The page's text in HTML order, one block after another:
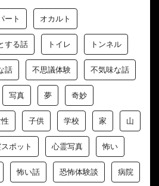
ート オカルト
する話 トイレ トンネル
話 不思議体験 不気味な話
写真 夢 奇妙
子供 学校 家 山
ポット 心霊写真 怖い
怖い話 恐怖体験談 病院